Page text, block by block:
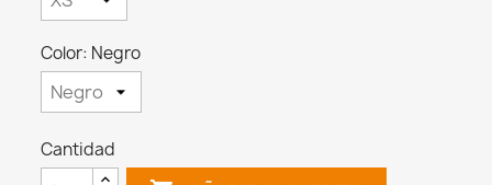
Color: Negro
Cantidad